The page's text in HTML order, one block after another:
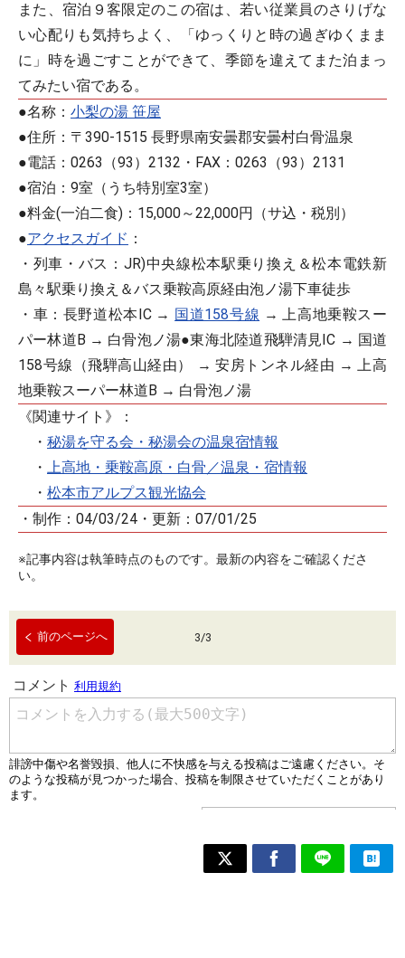
また、宿泊９客限定のこの宿は、若い従業員のさりげな
い心配りも気持ちよく、「ゆっくりと時の過ぎゆくまま
に」時を過ごすことができて、季節を違えてまた泊まっ
てみたい宿である。
●名称： 小梨の湯 笹屋
●住所：〒390-1515 長野県南安曇郡安曇村白骨温泉
●電話：0263（93）2132・FAX：0263（93）2131
●宿泊：9室（うち特別室3室）
●料金(一泊二食)：15,000～22,000円（サ込・税別）
●アクセスガイド ：
・列車・バス：JR)中央線松本駅乗り換え＆松本電鉄新
島々駅乗り換え＆バス乗鞍高原経由泡ノ湯下車徒歩
・車：長野道松本IC → 国道158号線 → 上高地乗鞍スー
パー林道B → 白骨泡ノ湯●東海北陸道飛騨清見IC → 国道
158号線（飛騨高山経由） → 安房トンネル経由 → 上高
地乗鞍スーパー林道B → 白骨泡ノ湯
《関連サイト》：
・ 秘湯を守る会・秘湯会の温泉宿情報
・ 上高地・乗鞍高原・白骨／温泉・宿情報
・ 松本市アルプス観光協会
・制作：04/03/24・更新：07/01/25
※記事内容は執筆時点のものです。最新の内容をご確認くださ
い。
前のページへ 3/3